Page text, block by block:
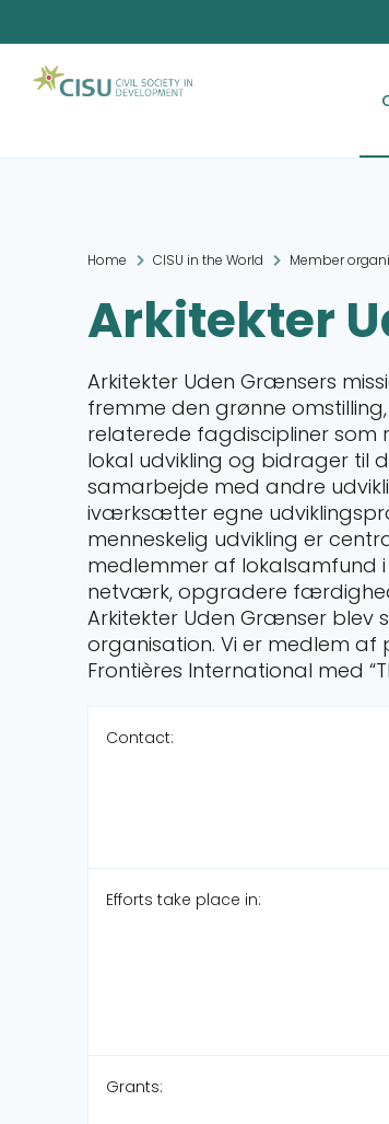
Home CISU in the World Member
Arkitekter
Arkitekter Uden Grænsers
fremme den grønne
relaterede fagdiscipliner
lokal udvikling og bidrager til
samarbejde med andre
iværksætter egne
menneskelig udvikling er
medlemmer af lokalsamfund
netværk, opgradere
Arkitekter Uden Grænser blev
organisation. Vi er medlem
Frontières International med
Contact:
Efforts take place in:
Grants: